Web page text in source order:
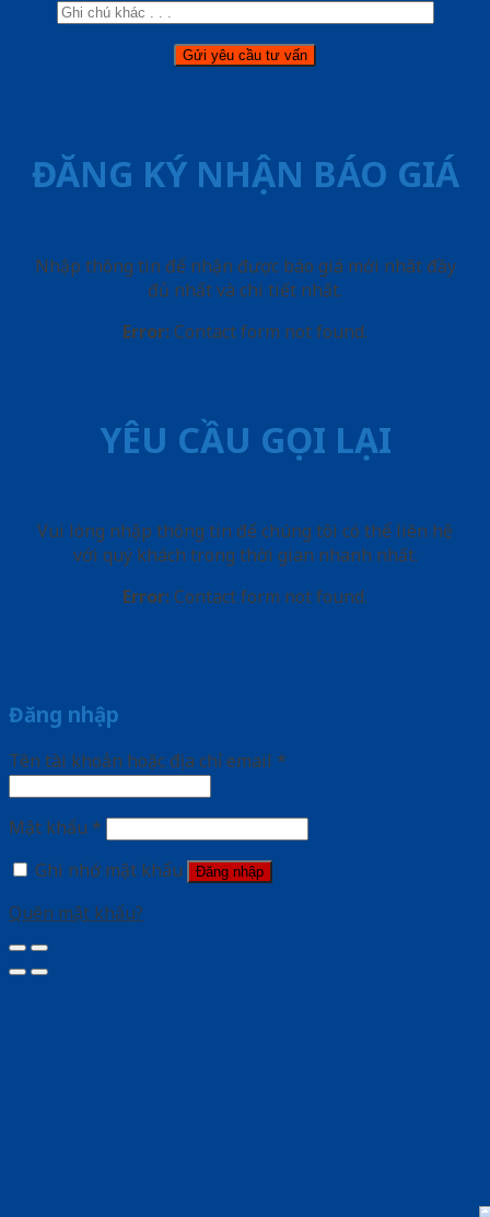
ĐĂNG KÝ NHẬN BÁO GIÁ
Nhập thông tin để nhận được báo giá mới nhât đầy
đủ nhất và chi tiết nhất.
Error: Contact form not found.
YÊU CẦU GỌI LẠI
Vui lòng nhập thông tin để chúng tôi có thể liên hệ
với quý khách trong thời gian nhanh nhất.
Error: Contact form not found.
Đăng nhập
Tên tài khoản hoặc địa chỉ email *
Mật khẩu *
Ghi nhớ mật khẩu
Đăng nhập
Quên mật khẩu?